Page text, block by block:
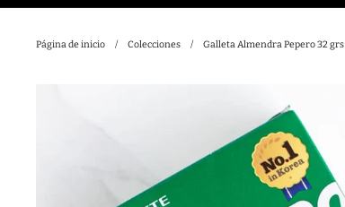
Página de inicio / Colecciones / Galleta Almendra Pepero 32 grs